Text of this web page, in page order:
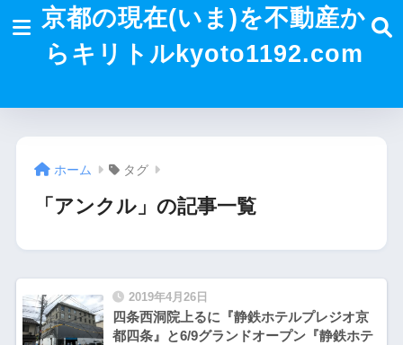
京都の現在(いま)を不動産か
らキリトルkyoto1192.com
ホーム タグ
「アンクル」の記事一覧
2019年4月26日
四条西洞院上るに『静鉄ホテルプレジオ京
都四条』と6/9グランドオープン『静鉄ホテ